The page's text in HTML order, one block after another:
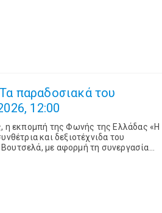
παραδοσιακά του
12:00
η εκπομπή της Φωνής της Ελλάδας «Η
και δεξιοτέχνιδα του
με αφορμή τη συνεργασία